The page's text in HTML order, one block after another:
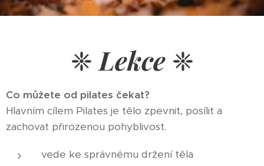
❈ Lekce ❈
Co můžete od pilates čekat?
Hlavním cílem Pilates je tělo zpevnit, posílit a
zachovat přirozenou pohyblivost.
vede ke správnému držení těla